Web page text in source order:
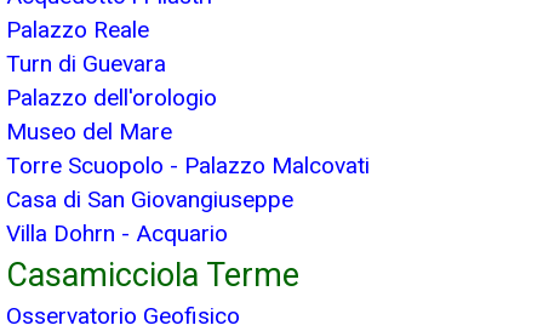
Palazzo Reale
Turn di Guevara
Palazzo dell'orologio
Museo del Mare
Torre Scuopolo - Palazzo Malcovati
Casa di San Giovangiuseppe
Villa Dohrn - Acquario
Casamicciola Terme
Osservatorio Geofisico